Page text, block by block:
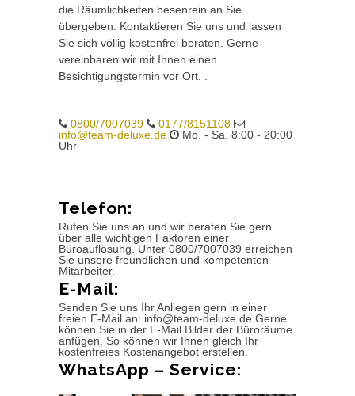
die Räumlichkeiten besenrein an Sie
übergeben. Kontaktieren Sie uns und lassen
Sie sich völlig kostenfrei beraten. Gerne
vereinbaren wir mit Ihnen einen
Besichtigungstermin vor Ort. .
0800/7007039
0177/8151108
info@team-deluxe.de
Mo. - Sa. 8:00 - 20:00
Uhr
Telefon:
Rufen Sie uns an und wir beraten Sie gern
über alle wichtigen Faktoren einer
Büroauflösung. Unter 0800/7007039 erreichen
Sie unsere freundlichen und kompetenten
Mitarbeiter.
E-Mail:
Senden Sie uns Ihr Anliegen gern in einer
freien E-Mail an: info@team-deluxe.de Gerne
können Sie in der E-Mail Bilder der Büroräume
anfügen. So können wir Ihnen gleich Ihr
kostenfreies Kostenangebot erstellen.
WhatsApp – Service: